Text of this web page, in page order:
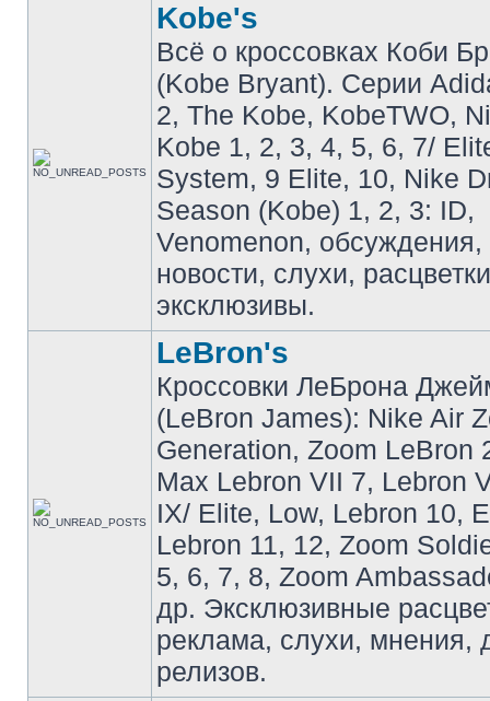
Kobe's
Всё о кроссовках Коби
(Kobe Bryant). Серии
2, The Kobe, KobeTWO,
Kobe 1, 2, 3, 4, 5, 6, 7/
System, 9 Elite, 10, Nike
Season (Kobe) 1, 2, 3: ID,
Venomenon,
новости, слухи,
эксклюзивы.
LeBron's
Кроссовки ЛеБрона
(LeBron James): Nike Air
Generation, Zoom LeBron
Max Lebron VII 7, Lebron
IX/ Elite, Low, Lebron 10,
Lebron 11, 12, Zoom
5, 6, 7, 8, Zoom
др. Эксклюзивные
реклама, слухи, мнения,
релизов.